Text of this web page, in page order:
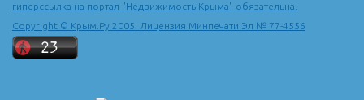
гиперссылка на портал "Недвижимость Крыма" обязательна.
Copyright © Крым.Ру 2005. Лицензия Минпечати Эл № 77-4556